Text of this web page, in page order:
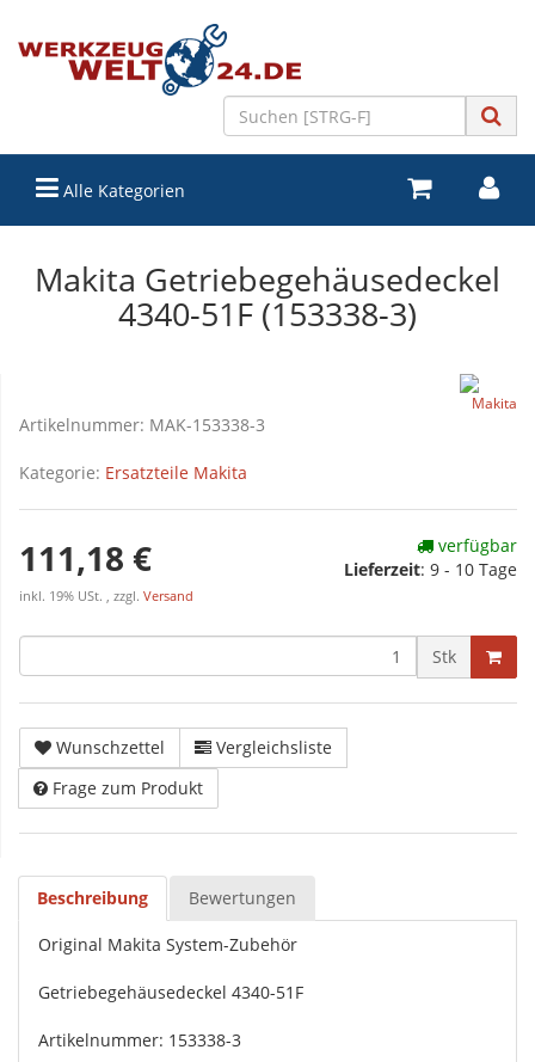
Alle Kategorien
Makita Getriebegehäusedeckel
4340-51F (153338-3)
Artikelnummer: MAK-153338-3
Kategorie: Ersatzteile Makita
111,18 €
inkl. 19% USt. , zzgl. Versand
verfügbar
Lieferzeit: 9 - 10 Tage
Stk
Wunschzettel
Vergleichsliste
Frage zum Produkt
Beschreibung Bewertungen
Original Makita System-Zubehör
Getriebegehäusedeckel 4340-51F
Artikelnummer: 153338-3